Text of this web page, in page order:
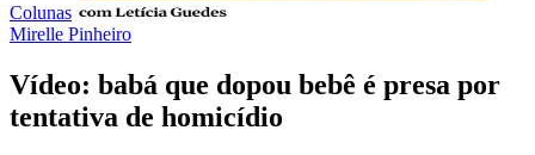
Colunas
Mirelle Pinheiro
Vídeo: babá que dopou bebê é presa por
tentativa de homicídio